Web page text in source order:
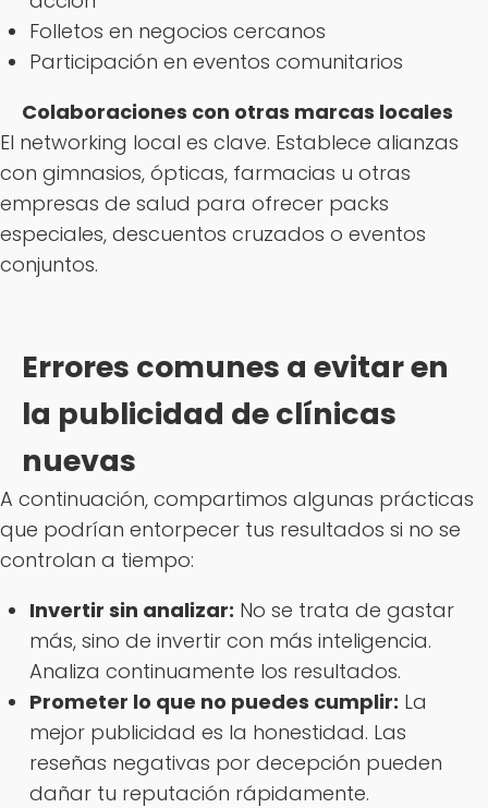
Folletos en negocios cercanos
Participación en eventos comunitarios
Colaboraciones con otras marcas locales
El networking local es clave. Establece alianzas
con gimnasios, ópticas, farmacias u otras
empresas de salud para ofrecer packs
especiales, descuentos cruzados o eventos
conjuntos.
Errores comunes a evitar en
la publicidad de clínicas
nuevas
A continuación, compartimos algunas prácticas
que podrían entorpecer tus resultados si no se
controlan a tiempo:
Invertir sin analizar: No se trata de gastar
más, sino de invertir con más inteligencia.
Analiza continuamente los resultados.
Prometer lo que no puedes cumplir: La
mejor publicidad es la honestidad. Las
reseñas negativas por decepción pueden
dañar tu reputación rápidamente.